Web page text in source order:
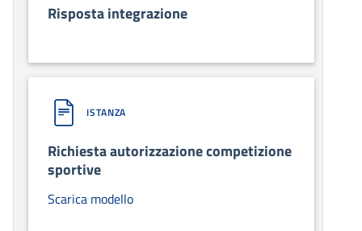
Risposta integrazione
ISTANZA
Richiesta autorizzazione competizione
sportive
Scarica modello